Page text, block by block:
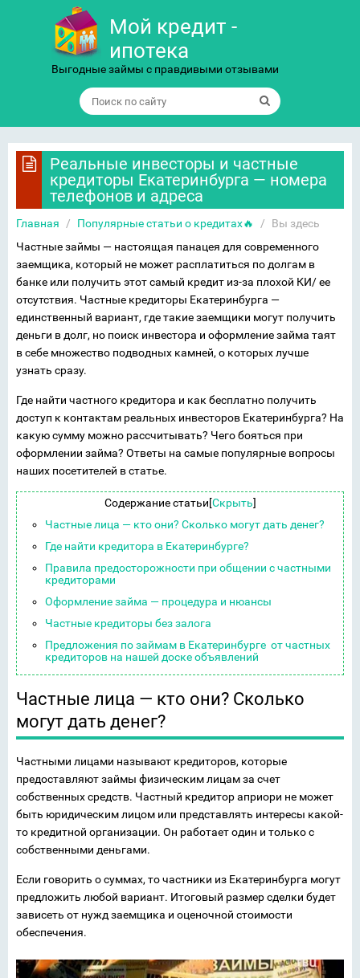
Мой кредит -
ипотека
Выгодные займы с правдивыми отзывами
Реальные инвесторы и частные
кредиторы Екатеринбурга — номера
телефонов и адреса
Главная / Популярные статьи о кредитах🔥 /
Вы здесь
Частные займы — настоящая панацея для современного
заемщика, который не может расплатиться по долгам в
банке или получить этот самый кредит из-за плохой КИ/ ее
отсутствия. Частные кредиторы Екатеринбурга —
единственный вариант, где такие заемщики могут получить
деньги в долг, но поиск инвестора и оформление займа таят
в себе множество подводных камней, о которых лучше
узнать сразу.
Где найти частного кредитора и как бесплатно получить
доступ к контактам реальных инвесторов Екатеринбурга? На
какую сумму можно рассчитывать? Чего бояться при
оформлении займа? Ответы на самые популярные вопросы
наших посетителей в статье.
Содержание статьи[Скрыть]
Частные лица — кто они? Сколько могут дать денег?
Где найти кредитора в Екатеринбурге?
Правила предосторожности при общении с частными
кредиторами
Оформление займа — процедура и нюансы
Частные кредиторы без залога
Предложения по займам в Екатеринбурге от частных
кредиторов на нашей доске объявлений
Частные лица — кто они? Сколько
могут дать денег?
Частными лицами называют кредиторов, которые
предоставляют займы физическим лицам за счет
собственных средств. Частный кредитор априори не может
быть юридическим лицом или представлять интересы какой-
то кредитной организации. Он работает один и только с
собственными деньгами.
Если говорить о суммах, то частники из Екатеринбурга могут
предложить любой вариант. Итоговый размер сделки будет
зависеть от нужд заемщика и оценочной стоимости
обеспечения.